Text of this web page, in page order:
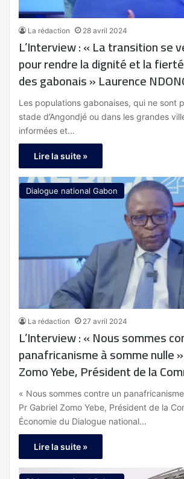
La rédaction 28 avril 2024
L’Interview : « La transition se
pour rendre la dignité et la
des gabonais » Laurence
de la Communication et des
Les populations gabonaises, qui ne sont
stade d’Angondjé ou dans les grandes
informées et…
Lire la suite »
Dialogue national Gabon
La rédaction 27 avril 2024
L’Interview : « Nous sommes
panafricanisme à somme nulle
Zomo Yebe, Président de la
Économie du Dialogue national
« Nous sommes contre un
Pr Gabriel Zomo Yebe, Président de la
Économie du Dialogue national…
Lire la suite »